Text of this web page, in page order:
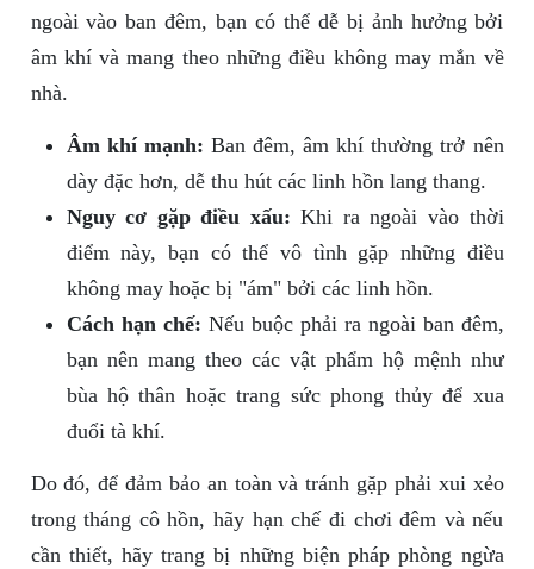
ngoài vào ban đêm, bạn có thể dễ bị ảnh hưởng bởi
âm khí và mang theo những điều không may mắn về
nhà.
Âm khí mạnh: Ban đêm, âm khí thường trở nên
dày đặc hơn, dễ thu hút các linh hồn lang thang.
Nguy cơ gặp điều xấu: Khi ra ngoài vào thời
điểm này, bạn có thể vô tình gặp những điều
không may hoặc bị "ám" bởi các linh hồn.
Cách hạn chế: Nếu buộc phải ra ngoài ban đêm,
bạn nên mang theo các vật phẩm hộ mệnh như
bùa hộ thân hoặc trang sức phong thủy để xua
đuổi tà khí.
Do đó, để đảm bảo an toàn và tránh gặp phải xui xẻo
trong tháng cô hồn, hãy hạn chế đi chơi đêm và nếu
cần thiết, hãy trang bị những biện pháp phòng ngừa